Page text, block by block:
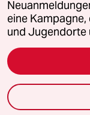
Leitlinie
Seitenwende
eine
und Jugendorte